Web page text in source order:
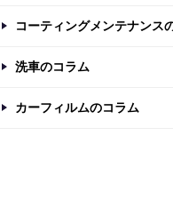
コーティングメンテナンス
洗車のコラム
カーフィルムのコラム